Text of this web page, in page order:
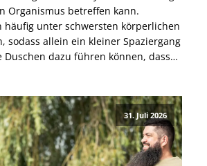
Organismus betreffen kann.
häufig unter schwersten körperlichen
sodass allein ein kleiner Spaziergang
Duschen dazu führen können, dass
ist, welche Ursachen bekannt
möglich sind, […]
31. Juli 2026